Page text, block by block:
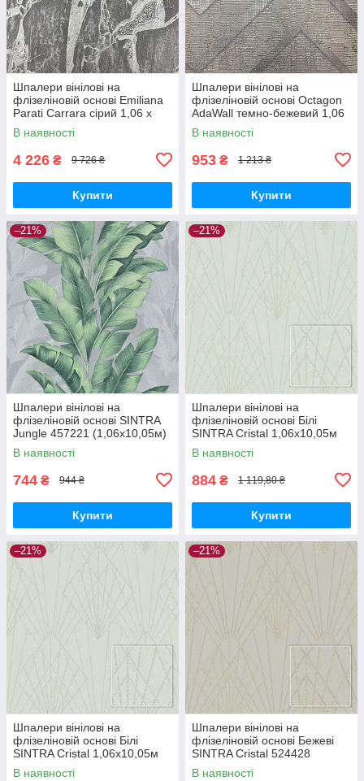
Шпалери вінілові на
флізеліновій основі Emiliana
Parati Carrara сірий 1,06 х
10,05м (84608)
В наявності
4 226 ₴ 9 726 ₴
Купити
Шпалери вінілові на
флізеліновій основі Octagon
AdaWall темно-бежевий 1,06
х 10,05м (1207-2)
В наявності
953 ₴ 1 213 ₴
Купити
–21%
Шпалери вінілові на
флізеліновій основі SINTRA
Jungle 457221 (1,06х10,05м)
В наявності
744 ₴ 944 ₴
Купити
–21%
Шпалери вінілові на
флізеліновій основі Білі
SINTRA Cristal 1,06х10,05м
(524404)
В наявності
884 ₴ 1 119,80 ₴
Купити
–21%
Шпалери вінілові на
флізеліновій основі Білі
SINTRA Cristal 1,06х10,05м
(524411)
В наявності
–21%
Шпалери вінілові на
флізеліновій основі Бежеві
SINTRA Cristal 524428
(1,06х10,05м)
В наявності